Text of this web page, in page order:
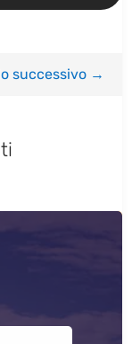
successivo→